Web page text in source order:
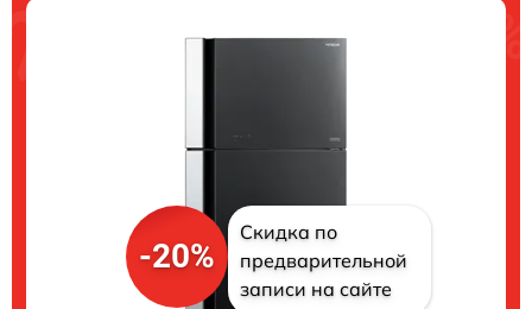
-20%
Скидка по
предварительной
записи на сайте